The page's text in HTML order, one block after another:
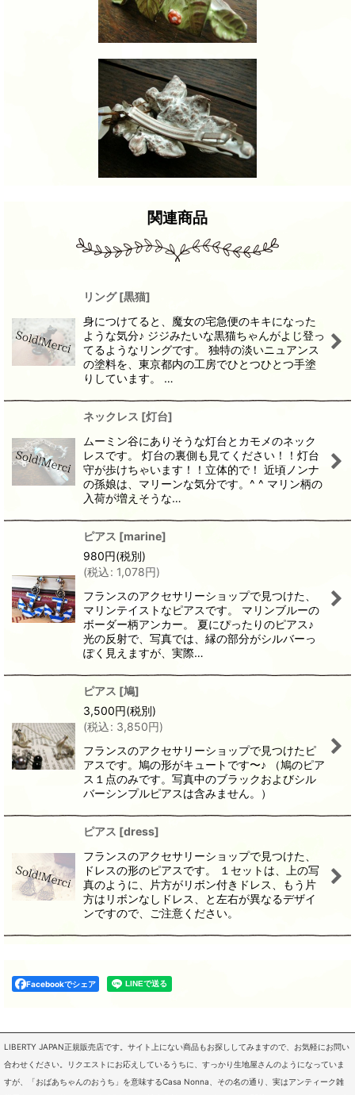
関連商品
リング [黒猫]
身につけてると、魔女の宅急便のキキになった
ような気分♪ ジジみたいな黒猫ちゃんがよじ登っ
てるようなリングです。 独特の淡いニュアンス
の塗料を、東京都内の工房でひとつひとつ手塗
りしています。 …
ネックレス [灯台]
ムーミン谷にありそうな灯台とカモメのネック
レスです。 灯台の裏側も見てください！！灯台
守が歩けちゃいます！！立体的で！ 近頃ノンナ
の孫娘は、マリーンな気分です。^ ^ マリン柄の
入荷が増えそうな…
ピアス [marine]
980円(税別)
(税込: 1,078円)
フランスのアクセサリーショップで見つけた、
マリンテイストなピアスです。 マリンブルーの
ボーダー柄アンカー。 夏にぴったりのピアス♪
光の反射で、写真では、縁の部分がシルバーっ
ぽく見えますが、実際…
ピアス [鳩]
3,500円(税別)
(税込: 3,850円)
フランスのアクセサリーショップで見つけたピ
アスです。鳩の形がキュートです〜♪ （鳩のピア
ス１点のみです。写真中のブラックおよびシル
バーシンプルピアスは含みません。）
ピアス [dress]
フランスのアクセサリーショップで見つけた、
ドレスの形のピアスです。 １セットは、上の写
真のように、片方がリボン付きドレス、もう片
方はリボンなしドレス、と左右が異なるデザイ
ンですので、ご注意ください。
Facebookでシェア
LIBERTY JAPAN正規販売店です。サイト上にない商品もお探ししてみますので、お気軽にお問い
合わせください。リクエストにお応えしているうちに、すっかり生地屋さんのようになっていま
すが、「おばあちゃんのおうち」を意味するCasa Nonna、その名の通り、実はアンティーク雑